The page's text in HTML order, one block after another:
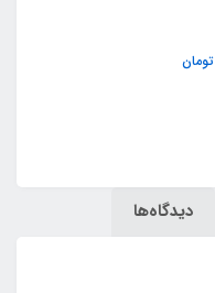
تومان
دیدگاه‌ها